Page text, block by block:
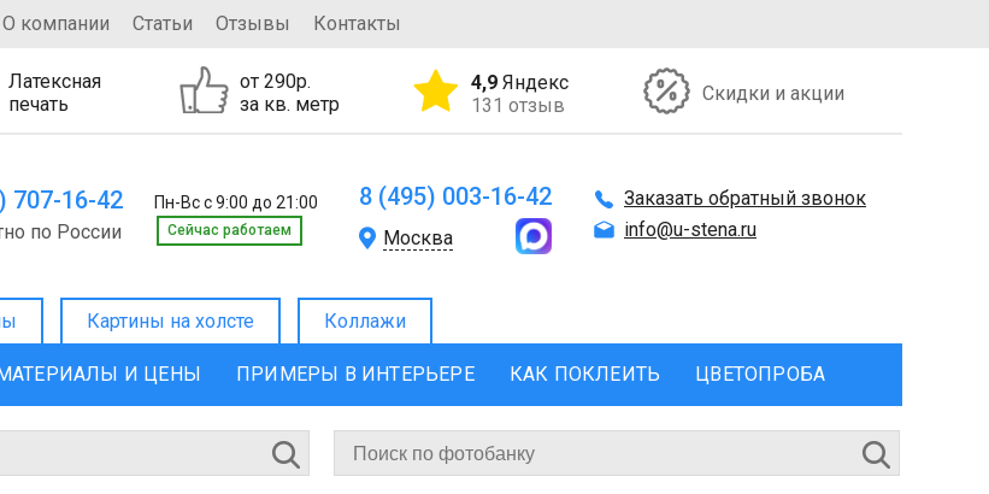
О компании Статьи Отзывы Контакты
Латексная
печать
от 290р.
за кв. метр
4,9 Яндекс
131 отзыв
Скидки и акции
707-16-42 Пн-Вс с 9:00 до 21:00
по России Cейчас работаем
8 (495) 003-16-42
Москва
Заказать обратный звонок
info@u-stena.ru
Картины на холсте Коллажи
И ЦЕНЫ ПРИМЕРЫ В ИНТЕРЬЕРЕ КАК ПОКЛЕИТЬ ЦВЕТОПРОБА